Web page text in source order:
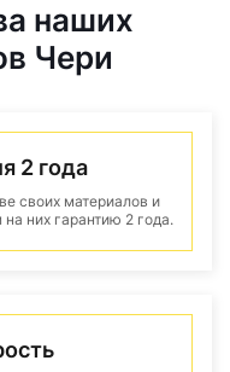
наших
Чери
2 года
своих материалов и
них гарантию 2 года.